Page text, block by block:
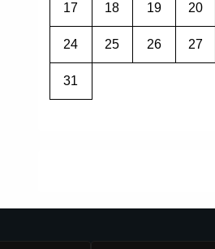
17 18 19 20
24 25 26 27
31